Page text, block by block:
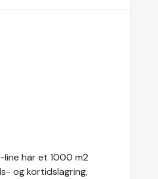
har et 1000 m2
og kortidslagring,